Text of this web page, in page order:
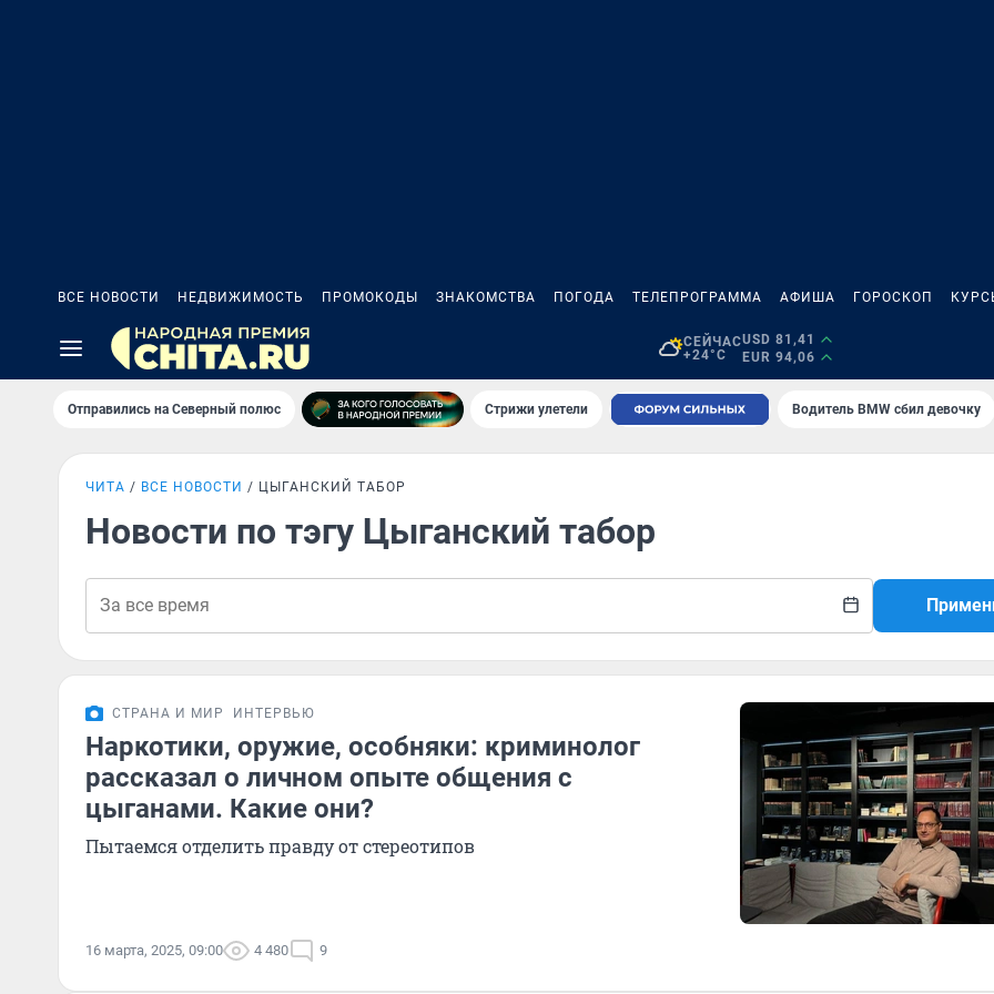
ВСЕ НОВОСТИ НЕДВИЖИМОСТЬ ПРОМОКОДЫ ЗНАКОМСТВА ПОГОДА ТЕЛЕПРОГРАММА АФИША ГОРОСКОП
СЕЙЧАС
+24°C
USD 81,41
EUR 94,06
Отправились на Северный полюс Стрижи улетели Водитель BMW сбил девочку
ЧИТА ВСЕ НОВОСТИ ЦЫГАНСКИЙ ТАБОР
Новости по тэгу Цыганский табор
СТРАНА И МИР ИНТЕРВЬЮ
Наркотики, оружие, особняки: криминолог
рассказал о личном опыте общения с
цыганами. Какие они?
Пытаемся отделить правду от стереотипов
16 марта, 2025, 09:00 4 480 9